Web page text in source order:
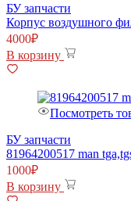
БУ запчасти
Корпус воздушного
4000₽
В корзину
Посмотреть
БУ запчасти
81964200517 man
1000₽
В корзину